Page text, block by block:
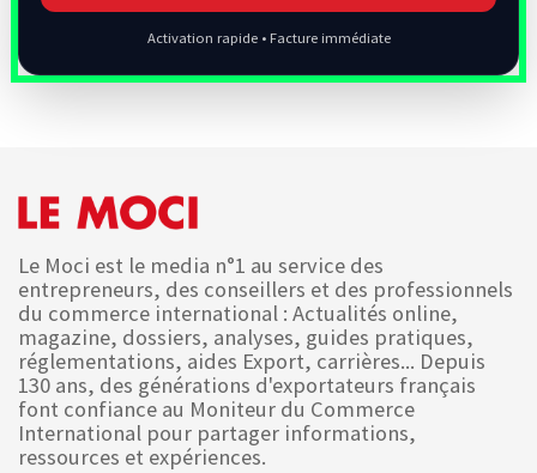
Activation rapide • Facture immédiate
Le Moci est le media n°1 au service des
entrepreneurs, des conseillers et des professionnels
du commerce international : Actualités online,
magazine, dossiers, analyses, guides pratiques,
réglementations, aides Export, carrières... Depuis
130 ans, des générations d'exportateurs français
font confiance au Moniteur du Commerce
International pour partager informations,
ressources et expériences.